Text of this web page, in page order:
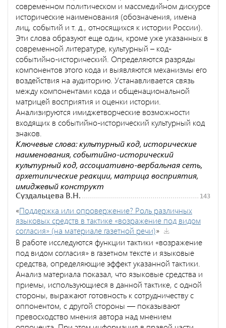
современном политическом и массмедийном дискурсе
исторические наименования (обозначения, имена
лиц, событий и т. д., относящихся к истории России).
Эти слова образуют еще один, кроме уже указанных в
современной литературе, культурный – код-
событийно-исторический. Определяются разряды
компонентов этого кода и выявляются механизмы его
воздействия на аудиторию. Устанавливается связь
между компонентами кода и общенациональной
матрицей восприятия и оценки истории.
Анализируются имиджетворческие возможности
входящих в событийно-исторический культурный код
знаков.
Ключевые слова: культурный код, исторические
наименования, событийно-исторический
культурный код, ассоциативно-вербальная сеть,
архетипические реакции, матрица восприятия,
имиджевый конструкт
Суздальцева В.Н.
143
«Поддержка или опровержение? Роль различных
языковых средств в тактике «возражение под видом
согласия» (на материале газетной речи)»
В работе исследуются функции тактики «возражение
под видом согласия» в газетном тексте и языковые
средства, определяющие эффект указанной тактики.
Анализ материала показал, что языковые средства и
приемы, использующиеся в данной тактике, с одной
стороны, выражают готовность к сотрудничеству с
оппонентом, с другой стороны — показывают
превосходство мнения автора над мнением